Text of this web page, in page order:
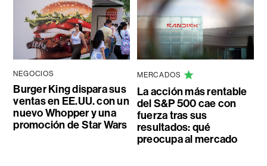
NEGOCIOS
Burger King dispara sus
ventas en EE.UU. con un
nuevo Whopper y una
promoción de Star Wars
MERCADOS
La acción más rentable
del S&P 500 cae con
fuerza tras sus
resultados: qué
preocupa al mercado